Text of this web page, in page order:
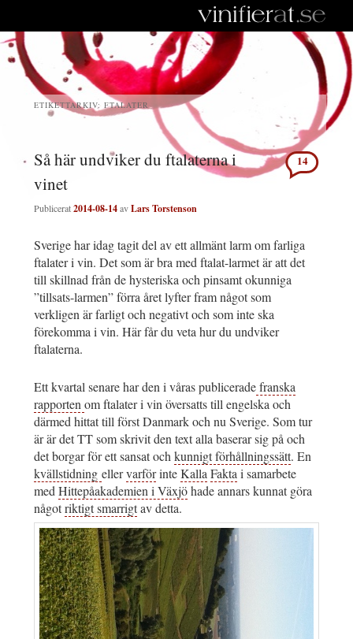
ETIKETTARKIV: FTALATER
Så här undviker du ftalaterna i
vinet
Publicerat2014-08-14avLars Torstenson
14
Sverige har idag tagit del av ett allmänt larm om farliga
ftalater i vin. Det som är bra med ftalat-larmet är att det
till skillnad från de hysteriska och pinsamt okunniga
”tillsats-larmen” förra året lyfter fram något som
verkligen är farligt och negativt och som inte ska
förekomma i vin. Här får du veta hur du undviker
ftalaterna.
Ett kvartal senare har den i våras publiceradefranska
rapportenom ftalater i vin översatts till engelska och
därmed hittat till först Danmark och nu Sverige. Som tur
är är det TT som skrivit den text alla baserar sig på och
det borgar för ett sansat ochkunnigt förhållningssätt. En
kvällstidning ellervarförinteKallaFaktai samarbete
medHittepåakademien i Växjöhade annars kunnat göra
någotriktigt smarrigtav detta.